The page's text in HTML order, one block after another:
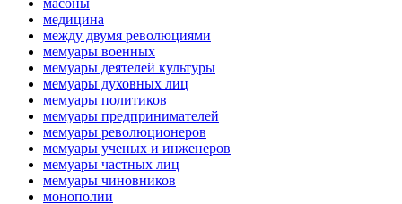
масоны
медицина
между двумя революциями
мемуары военных
мемуары деятелей культуры
мемуары духовных лиц
мемуары политиков
мемуары предпринимателей
мемуары революционеров
мемуары ученых и инженеров
мемуары частных лиц
мемуары чиновников
монополии